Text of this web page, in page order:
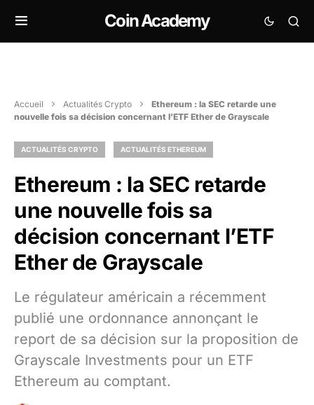
Coin Academy
Accueil Actualités Crypto
Ethereum : la SEC retarde une
nouvelle fois sa décision concernant l’ETF Ether de Grayscale
ACTUALITÉS CRYPTO ACTUALITÉS ETHEREUM
Ethereum : la SEC retarde
une nouvelle fois sa
décision concernant l’ETF
Ether de Grayscale
Le régulateur américain a récemment
publié une ordonnance annonçant le
report de sa décision sur la proposition de
Grayscale Investments pour un ETF
Ethereum au comptant.